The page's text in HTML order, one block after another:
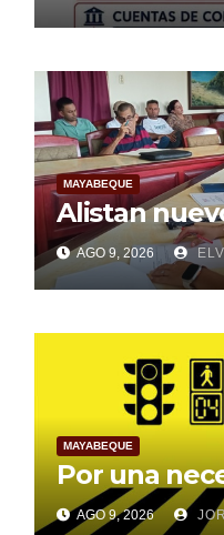
MAYABEQUE
Alistan
AGO 9, 2026
MAYABEQUE
Por una
AGO 9, 2026